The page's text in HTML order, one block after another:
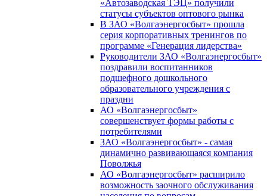
«Автозаводская ТЭЦ» получили
статусы субъектов оптового рынка
В ЗАО «Волгаэнергосбыт» прошла
серия корпоративных тренингов по
программе «Генерация лидерства»
Руководители ЗАО «Волгаэнергосбыт»
поздравили воспитанников
подшефного дошкольного
образовательного учреждения с
праздни
АО «Волгаэнергосбыт»
совершенствует формы работы с
потребителями
ЗАО «Волгаэнергосбыт» - самая
динамично развивающаяся компания
Поволжья
АО «Волгаэнергосбыт» расширило
возможность заочного обслуживания